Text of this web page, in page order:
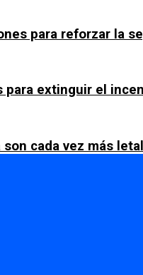
para reforzar la
extinguir el
son cada vez más